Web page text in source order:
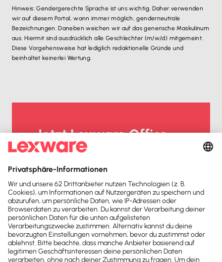
Hinweis: Gendergerechte Sprache ist uns wichtig. Daher verwenden
wir auf diesem Portal, wann immer möglich, genderneutrale
Bezeichnungen. Daneben weichen wir auf das generische Maskulinum
aus. Hiermit sind ausdrücklich alle Geschlechter (m/w/d) mitgemeint.
Diese Vorgehensweise hat lediglich redaktionelle Gründe und
beinhaltet keinerlei Wertung.
Jetzt Lexware Office
erleben
Teste den kompletten Funktionsumfang
von Lexware Office 30 Tage lang
kostenlos. Oder du entscheidest dich
direkt für deine Lexware Office Version
und sparst beim sofortigen Kauf mit
unserem Aktionsrabatt.
30 Tage kostenlos testen